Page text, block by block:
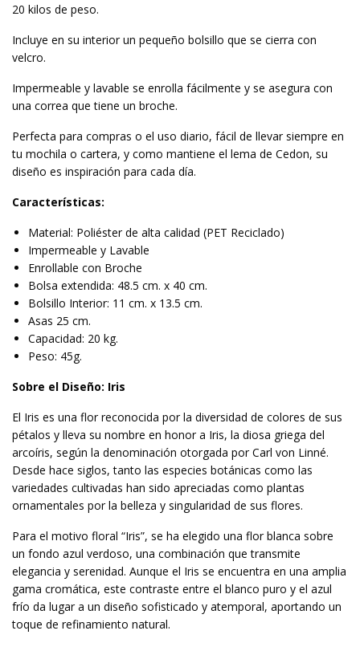
20 kilos de peso.
Incluye en su interior un pequeño bolsillo que se cierra con
velcro.
Impermeable y lavable se enrolla fácilmente y se asegura con
una correa que tiene un broche.
Perfecta para compras o el uso diario, fácil de llevar siempre en
tu mochila o cartera, y como mantiene el lema de Cedon, su
diseño es inspiración para cada día.
Características:
Material: Poliéster de alta calidad (PET Reciclado)
Impermeable y Lavable
Enrollable con Broche
Bolsa extendida: 48.5 cm. x 40 cm.
Bolsillo Interior: 11 cm. x 13.5 cm.
Asas 25 cm.
Capacidad: 20 kg.
Peso: 45g.
Sobre el Diseño: Iris
El Iris es una flor reconocida por la diversidad de colores de sus
pétalos y lleva su nombre en honor a Iris, la diosa griega del
arcoíris, según la denominación otorgada por Carl von Linné.
Desde hace siglos, tanto las especies botánicas como las
variedades cultivadas han sido apreciadas como plantas
ornamentales por la belleza y singularidad de sus flores.
Para el motivo floral “Iris”, se ha elegido una flor blanca sobre
un fondo azul verdoso, una combinación que transmite
elegancia y serenidad. Aunque el Iris se encuentra en una amplia
gama cromática, este contraste entre el blanco puro y el azul
frío da lugar a un diseño sofisticado y atemporal, aportando un
toque de refinamiento natural.